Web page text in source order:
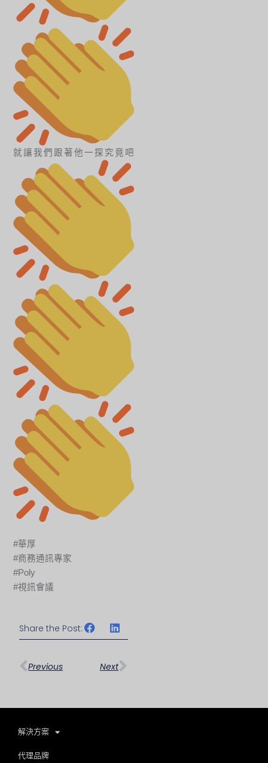
就讓我們跟著他一探究竟吧
#華厚
#商務通訊專家
#Poly
#視訊會議
Share the Post:
上一頁
Previous Next
下一篇
解決方案
代理品牌